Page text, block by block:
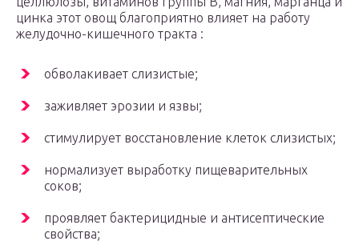
цинка этот овощ благоприятно влияет на работу
желудочно-кишечного тракта :
обволакивает слизистые;
заживляет эрозии и язвы;
стимулирует восстановление клеток слизистых;
нормализует выработку пищеварительных
соков;
проявляет бактерицидные и антисептические
свойства;